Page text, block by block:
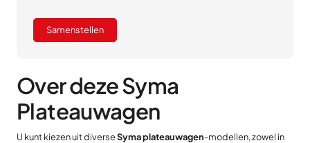
Samenstellen
Over deze Syma
Plateauwagen
U kunt kiezen uit diverseSyma plateauwagen-modellen, zowel in